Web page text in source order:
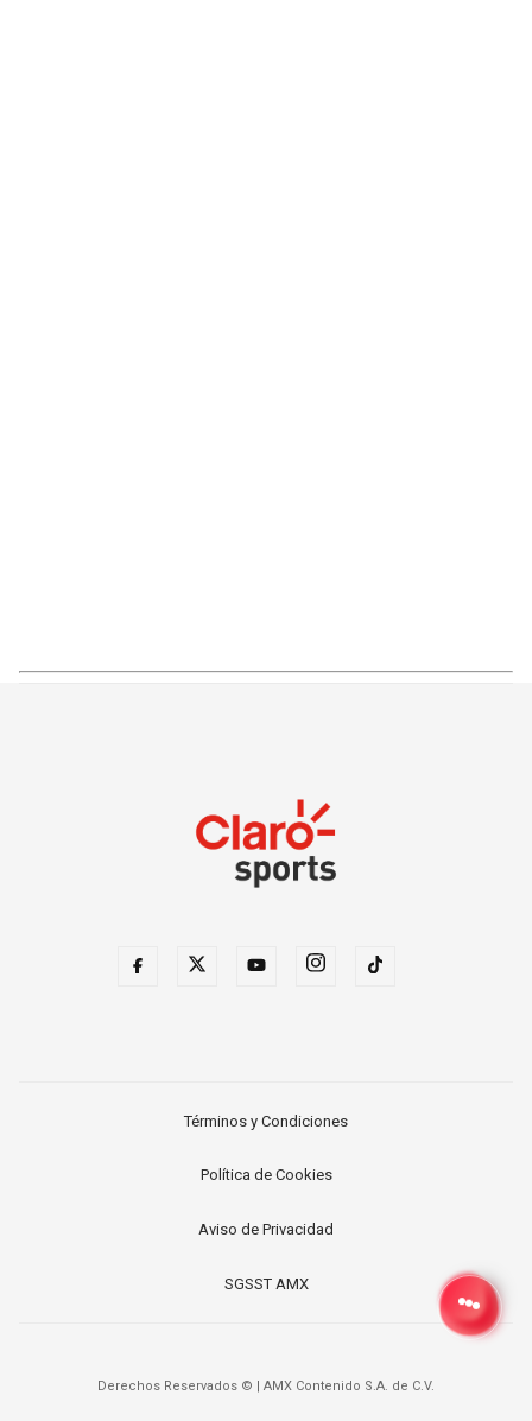
Términos y Condiciones
Política de Cookies
Aviso de Privacidad
SGSST AMX
Derechos Reservados © | AMX Contenido S.A. de C.V.